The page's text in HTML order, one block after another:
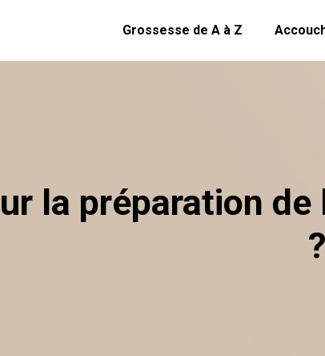
Grossesse de A à Z
la préparation
?